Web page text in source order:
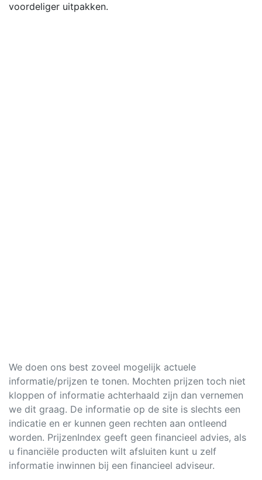
voordeliger uitpakken.
We doen ons best zoveel mogelijk actuele
informatie/prijzen te tonen. Mochten prijzen toch niet
kloppen of informatie achterhaald zijn dan vernemen
we dit graag. De informatie op de site is slechts een
indicatie en er kunnen geen rechten aan ontleend
worden. PrijzenIndex geeft geen financieel advies, als
u financiële producten wilt afsluiten kunt u zelf
informatie inwinnen bij een financieel adviseur.